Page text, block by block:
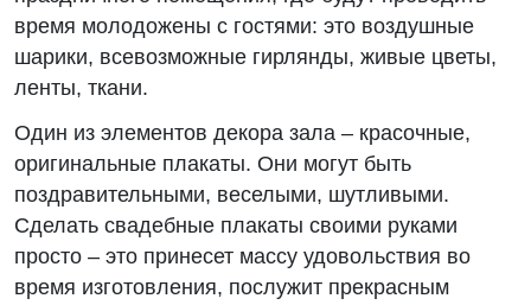
время молодожены с гостями: это воздушные
шарики, всевозможные гирлянды, живые цветы,
ленты, ткани.
Один из элементов декора зала – красочные,
оригинальные плакаты. Они могут быть
поздравительными, веселыми, шутливыми.
Сделать свадебные плакаты своими руками
просто – это принесет массу удовольствия во
время изготовления, послужит прекрасным